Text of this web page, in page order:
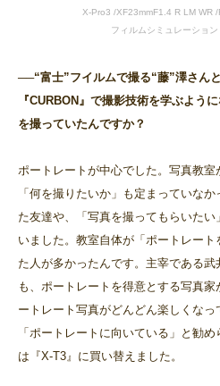
X-Pro3 /XF23mmF1.4 R LM WR
フィルムシミュレーショ
──“富士”フイルムで撮る“藤”澤さん
『CURBON』で撮影技術を学ぶよう
を撮っていたんですか？
ポートレートが中心でした。写真教
「何を撮りたいか」も定まっていな
た友達や、「写真を撮ってもらいた
いました。教室自体が「ポートレー
た人が多かったんです。主宰である
も、ポートレートを得意とする写真
ートレート写真がどんどん楽しくな
「ポートレートに向いている」と勧
は『X-T3』に買い替えました。